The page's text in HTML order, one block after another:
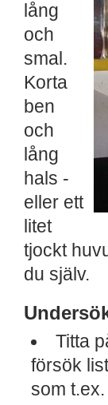
lång
och
smal.
Korta
ben
och
lång
hals -
eller ett
litet
tjockt
du själv.
Titta
försök
som